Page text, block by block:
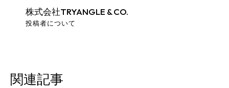
株式会社TRYANGLE & CO.
投稿者について
関連記事